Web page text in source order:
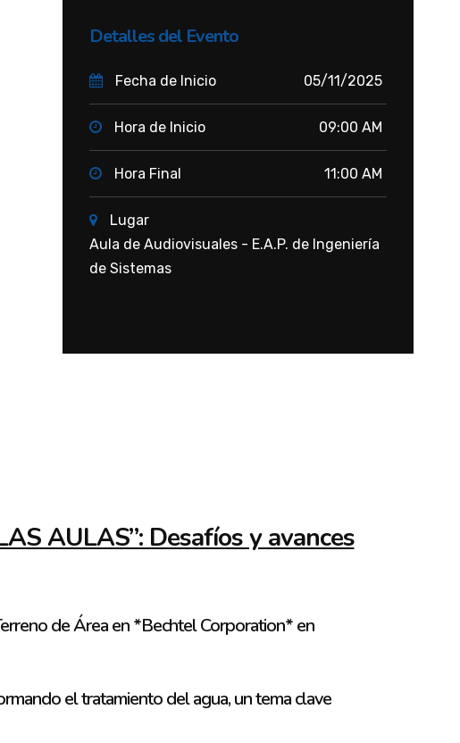
Detalles del Evento
Fecha de Inicio 05/11/2025
Hora de Inicio 09:00 AM
Hora Final 11:00 AM
Lugar
Aula de Audiovisuales - E.A.P. de Ingeniería
de Sistemas
AULAS”: Desafíos y avances
de Área en *Bechtel Corporation* en
el tratamiento del agua, un tema clave